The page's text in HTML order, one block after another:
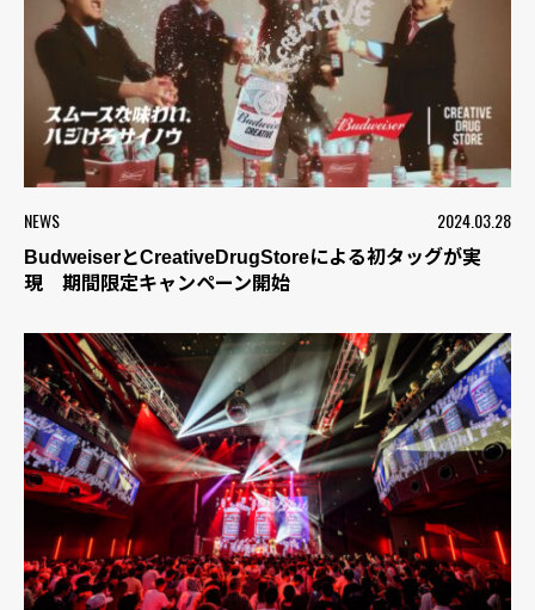
NEWS 2024.03.28
BudweiserとCreativeDrugStoreによる初タッグが実
現 期間限定キャンペーン開始